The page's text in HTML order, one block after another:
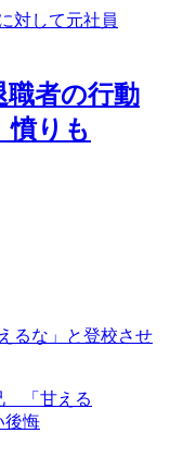
者の行動
憤りも
るな」と登校させ